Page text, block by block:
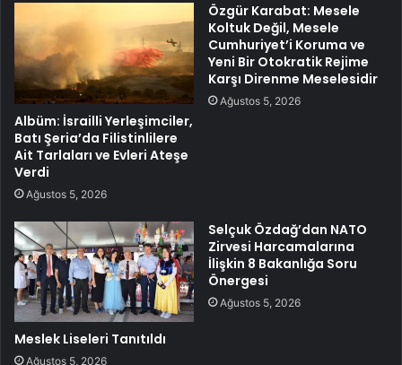
Albüm: İsrailli Yerleşimciler,
Batı Şeria’da Filistinlilere
Ait Tarlaları ve Evleri Ateşe
Verdi
Ağustos 5, 2026
Özgür Karabat: Mesele
Koltuk Değil, Mesele
Cumhuriyet’i Koruma ve
Yeni Bir Otokratik Rejime
Karşı Direnme Meselesidir
Ağustos 5, 2026
Meslek Liseleri Tanıtıldı
Ağustos 5, 2026
Selçuk Özdağ’dan NATO
Zirvesi Harcamalarına
İlişkin 8 Bakanlığa Soru
Önergesi
Ağustos 5, 2026